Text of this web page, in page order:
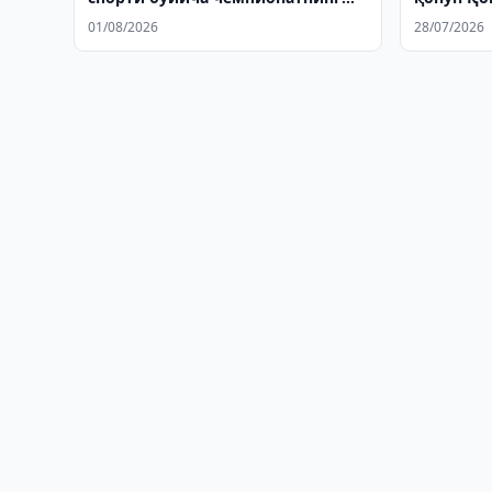
очилишида иштирок этди
01/08/2026
биринчи
28/07/2026